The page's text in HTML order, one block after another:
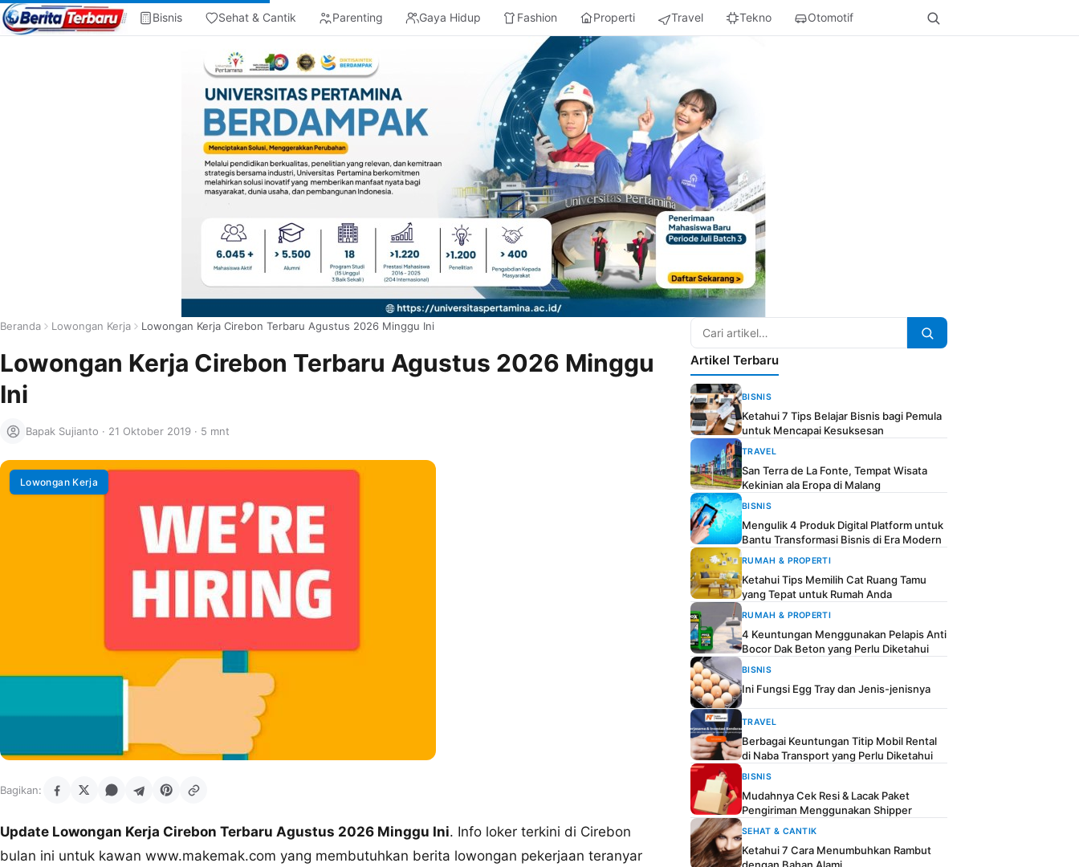
Bisnis Sehat & Cantik Parenting Gaya Hidup Fashion Properti Travel Tekno Otomotif
Beranda Lowongan Kerja Lowongan Kerja Cirebon Terbaru Agustus 2026 Minggu Ini
Lowongan Kerja Cirebon Terbaru Agustus 2026 Minggu
Ini
Bapak Sujianto · 21 Oktober 2019 · 5 mnt
Lowongan Kerja
Bagikan:
Update Lowongan Kerja Cirebon Terbaru Agustus 2026 Minggu Ini. Info loker terkini di Cirebon
bulan ini untuk kawan www.makemak.com yang membutuhkan berita lowongan pekerjaan teranyar
Artikel Terbaru
BISNIS
Ketahui 7 Tips Belajar Bisnis bagi Pemula
untuk Mencapai Kesuksesan
TRAVEL
San Terra de La Fonte, Tempat Wisata
Kekinian ala Eropa di Malang
BISNIS
Mengulik 4 Produk Digital Platform untuk
Bantu Transformasi Bisnis di Era Modern
RUMAH & PROPERTI
Ketahui Tips Memilih Cat Ruang Tamu
yang Tepat untuk Rumah Anda
RUMAH & PROPERTI
4 Keuntungan Menggunakan Pelapis Anti
Bocor Dak Beton yang Perlu Diketahui
BISNIS
Ini Fungsi Egg Tray dan Jenis-jenisnya
TRAVEL
Berbagai Keuntungan Titip Mobil Rental
di Naba Transport yang Perlu Diketahui
BISNIS
Mudahnya Cek Resi & Lacak Paket
Pengiriman Menggunakan Shipper
SEHAT & CANTIK
Ketahui 7 Cara Menumbuhkan Rambut